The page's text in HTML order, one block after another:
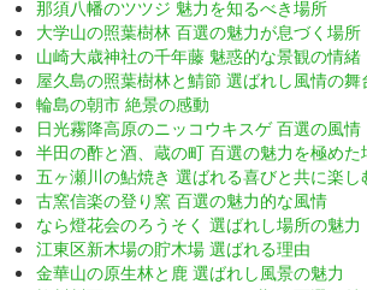
那須八幡のツツジ 魅力を知るべき場所
大学山の照葉樹林 百選の魅力が息づく場所
山崎大歳神社の千年藤 魅惑的な景観の情緒
屋久島の照葉樹林と鯖節 選ばれし風情の舞
輪島の朝市 絶景の感動
日光霧降高原のニッコウキスゲ 百選の風情
半田の酢と酒、蔵の町 百選の魅力を極めた
五ヶ瀬川の鮎焼き 選ばれる喜びと共に楽し
古窯信楽の登り窯 百選の魅力的な風情
なら燈花会のろうそく 選ばれし場所の魅力
江東区新木場の貯木場 選ばれる理由
金華山の原生林と鹿 選ばれし風景の魅力